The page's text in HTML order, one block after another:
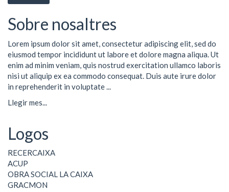
Sobre nosaltres
Lorem ipsum dolor sit amet, consectetur adipiscing elit, sed do
eiusmod tempor incididunt ut labore et dolore magna aliqua. Ut
enim ad minim veniam, quis nostrud exercitation ullamco laboris
nisi ut aliquip ex ea commodo consequat. Duis aute irure dolor
in reprehenderit in voluptate ...
Llegir mes...
Logos
RECERCAIXA
ACUP
OBRA SOCIAL LA CAIXA
GRACMON